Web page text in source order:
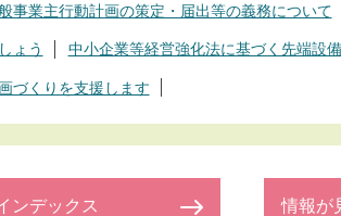
事業主行動計画の策定・届出等の義務について
ょう 中小企業等経営強化法に基づく先端設
づくりを支援します
ンデックス 情報が